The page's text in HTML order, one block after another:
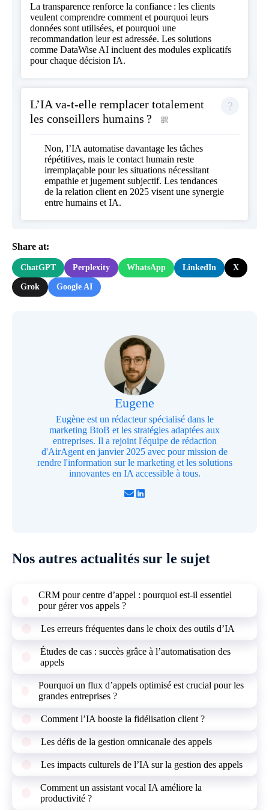
La transparence renforce la confiance : les clients
veulent comprendre comment et pourquoi leurs
données sont utilisées, et pourquoi une
recommandation leur est adressée. Les solutions
comme DataWise AI incluent des modules explicatifs
pour chaque décision IA.
L’IA va-t-elle remplacer totalement
les conseillers humains ?
Non, l’IA automatise davantage les tâches
répétitives, mais le contact humain reste
irremplaçable pour les situations nécessitant
empathie et jugement subjectif. Les tendances
de la relation client en 2025 visent une synergie
entre humains et IA.
Share at:
ChatGPT Perplexity WhatsApp LinkedIn X
Grok Google AI
Eugene
Eugène est un rédacteur spécialisé dans le
marketing BtoB et les stratégies adaptées aux
entreprises. Il a rejoint l'équipe de rédaction
d'AirAgent en janvier 2025 avec pour mission de
rendre l'information sur le marketing et les solutions
innovantes en IA accessible à tous.
Nos autres actualités sur le sujet
CRM pour centre d’appel : pourquoi est-il essentiel
pour gérer vos appels ?
Les erreurs fréquentes dans le choix des outils d’IA
Études de cas : succès grâce à l’automatisation des
appels
Pourquoi un flux d’appels optimisé est crucial pour les
grandes entreprises ?
Comment l’IA booste la fidélisation client ?
Les défis de la gestion omnicanale des appels
Les impacts culturels de l’IA sur la gestion des appels
Comment un assistant vocal IA améliore la
productivité ?